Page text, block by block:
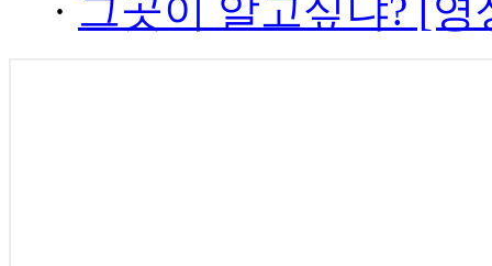
· 그곳이 알고싶냐? [